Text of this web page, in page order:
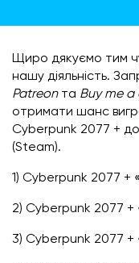
Щиро дякуємо тим
нашу діяльність.
Patreonта Buy me a
отримати шанс
Cyberpunk 2077 +
(Steam).
1) Cyberpunk 2077 +
2) Cyberpunk 2077 +
3) Cyberpunk 2077 +